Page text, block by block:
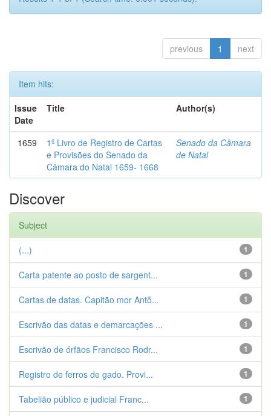
previous 1 next
Item hits:
Issue
Date
Title Author(s)
1659
1º Livro de Registro de Cartas
e Provisões do Senado da
Câmara do Natal 1659- 1668
Senado da Câmara
de Natal
Discover
Subject
1
(...)
1
Carta patente ao posto de sargent...
1
Cartas de datas. Capitão mor Antô...
1
Escrivão das datas e demarcações ...
1
Escrivão de órfãos Francisco Rodr...
1
Registro de ferros de gado. Provi...
1
Tabelião público e judicial Franc...